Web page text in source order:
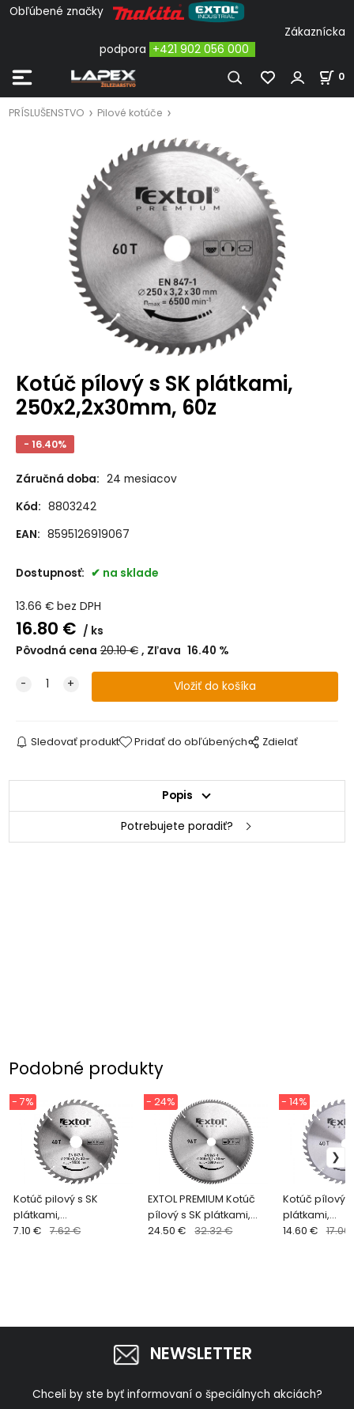
Obľúbené značky
Zákaznícka
podpora +421 902 056 000
0
PRÍSLUŠENSTVO Pilové kotúče
Kotúč pílový s SK plátkami,
250x2,2x30mm, 60z
- 16.40%
Záručná doba: 24 mesiacov
Kód: 8803242
EAN: 8595126919067
Dostupnosť: na sklade
13.66 € bez DPH
16.80 €
ks
Pôvodná cena 20.10€ Zľava 16.40 %
Sledovať produkt Pridať do obľúbených Zdielať
Popis
Potrebujete poradiť?
Podobné produkty
Kotúč pilový s SK
plátkami,
115x1,3x22,2mm,
- 7%
7.10 € 7.62 €
EXTOL PREMIUM Kotúč
pílový s SK plátkami,
300x2,2x30mm, 96z
- 24%
24.50 € 32.32 €
Kotúč pílový s
plátkami,
- 14%
14.60 € 17.00
NEWSLETTER
Chceli by ste byť informovaní o špeciálnych akciách?